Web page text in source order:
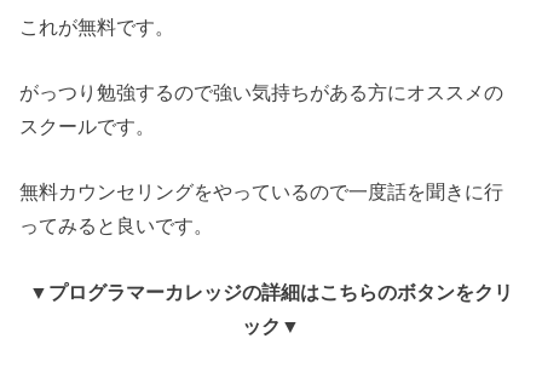
これが無料です。
がっつり勉強するので強い気持ちがある方にオススメの
スクールです。
無料カウンセリングをやっているので一度話を聞きに行
ってみると良いです。
▼プログラマーカレッジの詳細はこちらのボタンをクリ
ック▼